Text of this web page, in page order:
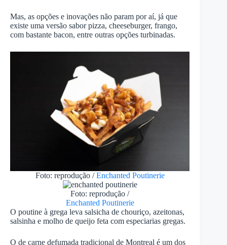
Mas, as opções e inovações não param por aí, já que
existe uma versão sabor pizza, cheeseburger, frango,
com bastante bacon, entre outras opções turbinadas.
Foto: reprodução /Enchanted Poutinerie
Foto: reprodução /
Enchanted Poutinerie
O poutine à grega leva salsicha de chouriço, azeitonas,
salsinha e molho de queijo feta com especiarias gregas.
O de carne defumada tradicional de Montreal é um dos